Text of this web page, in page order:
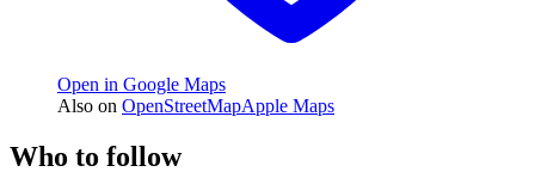
Open in Google Maps
Also on OpenStreetMapApple Maps
Who to follow